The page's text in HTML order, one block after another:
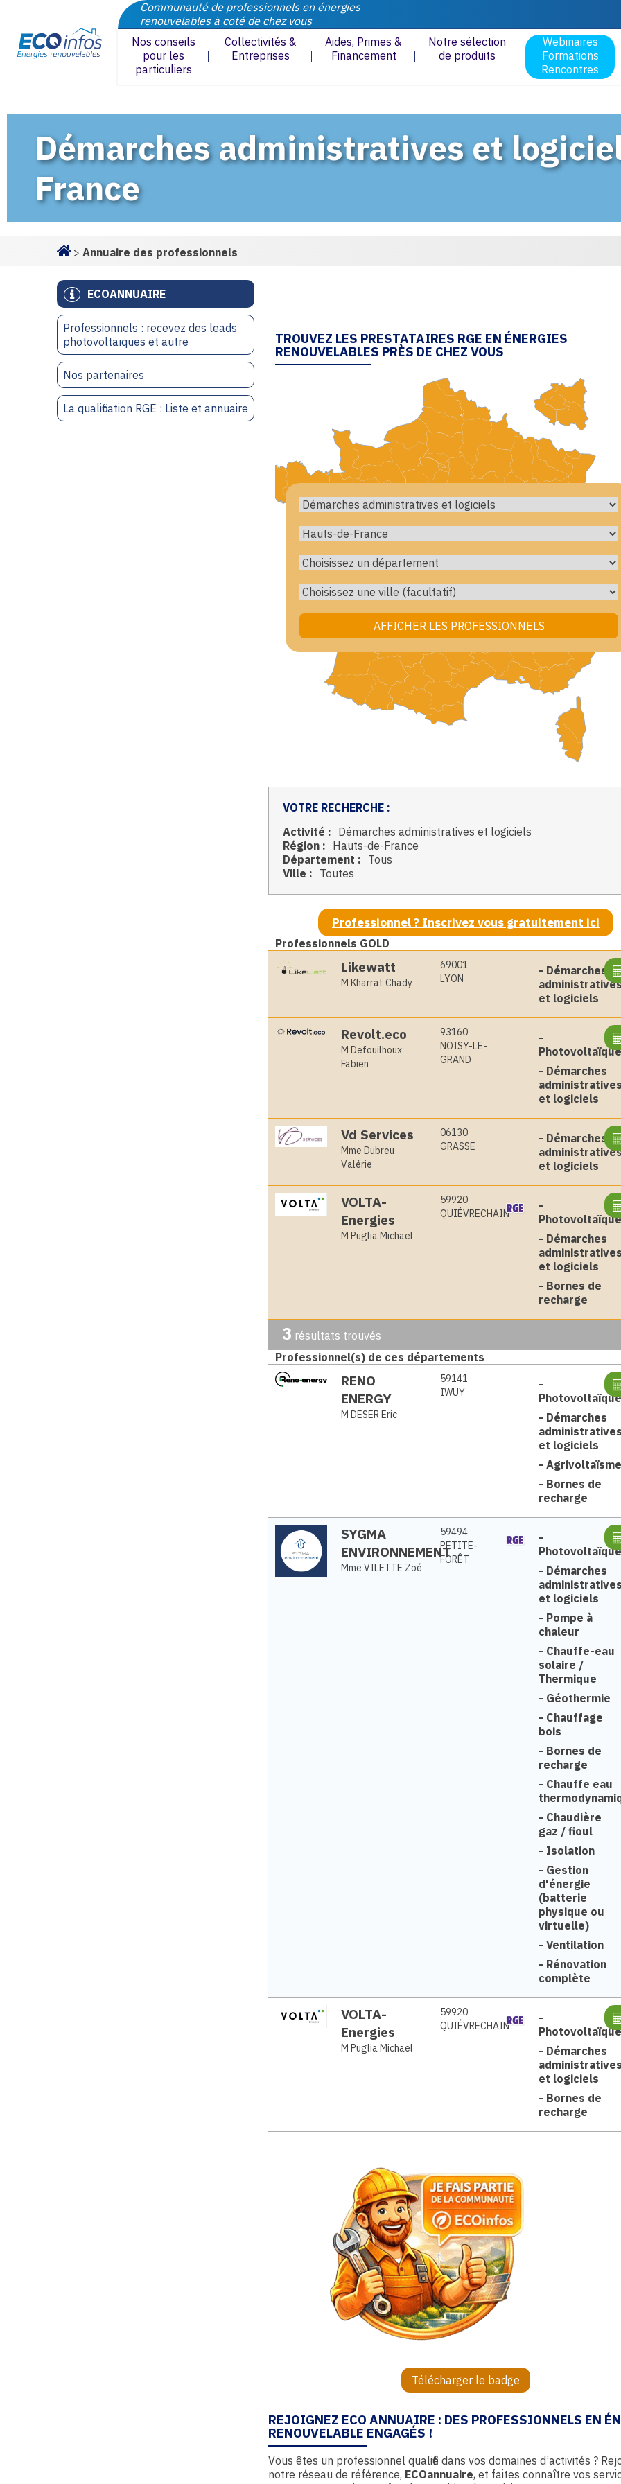
Communauté de professionnels en énergies
renouvelables à coté de chez vous
Nos conseils
pour les
particuliers
Collectivités &
Entreprises
Aides, Primes &
Financement
Notre sélection
de produits
Webinaires
Formations
Rencontres
Démarches administratives et
France
> Annuaire des professionnels
ECOANNUAIRE
Professionnels : recevez des leads
photovoltaïques et autre
Nos partenaires
La qualification RGE : Liste et annuaire
TROUVEZ LES PRESTATAIRES RGE EN ÉNERGIES
RENOUVELABLES PRÈS DE CHEZ VOUS
VOTRE RECHERCHE :
Activité : Démarches administratives et logiciels
Région : Hauts-de-France
Département : Tous
Ville : Toutes
Professionnel ? Inscrivez vous gratuitement ici
Professionnels GOLD
Likewatt
M Kharrat Chady
69001
LYON
- Démarches
et logiciels
Revolt.eco
M Defouilhoux
Fabien
93160
NOISY-LE-
GRAND
-
Photovoltaïque
- Démarches
administratives
et logiciels
Vd Services
Mme Dubreu
Valérie
06130
GRASSE
- Démarches
et logiciels
VOLTA-
Energies
M Puglia Michael
59920
QUIÉVRECHAIN
-
Photovoltaïque
- Démarches
administratives
et logiciels
- Bornes de
recharge
3 résultats trouvés
Professionnel(s) de ces départements
RENO
ENERGY
M DESER Eric
59141
IWUY
-
Photovoltaïque
- Démarches
administratives
et logiciels
- Agrivoltaïsme
- Bornes de
recharge
SYGMA
ENVIRONNEMENT
Mme VILETTE Zoé
59494
PETITE-
FORÊT
-
Photovoltaïque
- Démarches
administratives
et logiciels
- Pompe à
chaleur
- Chauffe-eau
solaire /
Thermique
- Géothermie
- Chauffage
bois
- Bornes de
recharge
- Chauffe eau
- Chaudière
gaz / fioul
- Isolation
- Gestion
d'énergie
(batterie
physique ou
virtuelle)
- Ventilation
- Rénovation
complète
VOLTA-
Energies
M Puglia Michael
59920
QUIÉVRECHAIN
-
Photovoltaïque
- Démarches
administratives
et logiciels
- Bornes de
recharge
Télécharger le badge
REJOIGNEZ ECO ANNUAIRE : DES PROFESSIONNELS EN
RENOUVELABLE ENGAGÉS !
Vous êtes un professionnel qualifié dans vos domaines d’activités ?
notre réseau de référence, ECOannuaire, et faites connaître vos